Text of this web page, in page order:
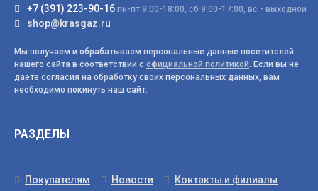
+7 (391) 223-90-16 пн-пт 9:00-18:00, сб 9:00-17:00, вс - выходной
shop@krasgaz.ru
Мы получаем и обрабатываем персональные данные посетителей
нашего сайта в соответствии с официальной политикой. Если вы не
даете согласия на обработку своих персональных данных, вам
необходимо покинуть наш сайт.
РАЗДЕЛЫ
Покупателям Новости Контакты и филиалы